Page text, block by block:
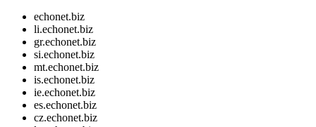
echonet.biz
li.echonet.biz
gr.echonet.biz
si.echonet.biz
mt.echonet.biz
is.echonet.biz
ie.echonet.biz
es.echonet.biz
cz.echonet.biz